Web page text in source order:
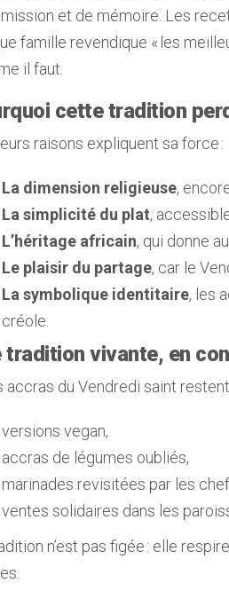
et de mémoire. Les
famille revendique « les
il faut.
cette tradition
raisons expliquent sa force :
La dimension religieuse,
La simplicité du plat,
L’héritage africain, qui donne
Le plaisir du partage, car le
La symbolique identitaire, les
créole.
tradition vivante, en
accras du Vendredi saint
versions vegan,
accras de légumes oubliés,
marinades revisitées par les
ventes solidaires dans les
n’est pas figée : elle